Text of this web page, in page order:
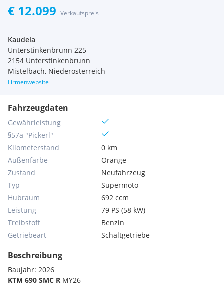
€ 12.099 Verkaufspreis
Kaudela
Unterstinkenbrunn 225
2154 Unterstinkenbrunn
Mistelbach, Niederösterreich
Firmenwebsite
Fahrzeugdaten
Gewährleistung
§57a "Pickerl"
Kilometerstand
0 km
Außenfarbe
Orange
Zustand
Neufahrzeug
Typ
Supermoto
Hubraum
692 ccm
Leistung
79 PS (58 kW)
Treibstoff
Benzin
Getriebeart
Schaltgetriebe
Beschreibung
Baujahr: 2026
KTM 690 SMC R MY26